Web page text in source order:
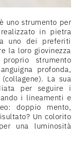
è uno strumento per
in pietra
uno dei preferiti
la loro giovinezza
strumento
profonda,
La sua
per seguire i
i lineamenti e
doppio mento,
Un colorito
una luminosità